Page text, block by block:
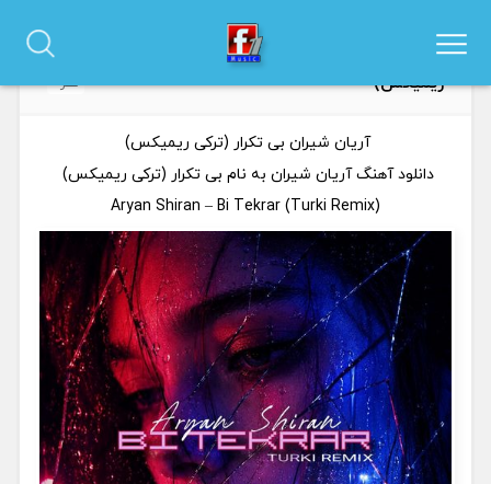
دانلود آهنگ آریان شیران به نام بی تکرار (ترکی
ریمیکس)
نظر
آریان شیران بی تکرار (ترکی ریمیکس)
دانلود آهنگ آریان شیران به نام بی تکرار (ترکی ریمیکس)
Aryan Shiran – Bi Tekrar (Turki Remix)